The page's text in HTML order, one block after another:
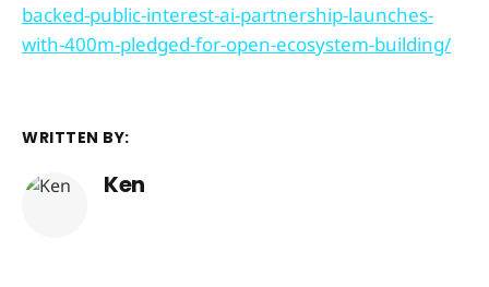
backed-public-interest-ai-partnership-launches-
with-400m-pledged-for-open-ecosystem-building/
WRITTEN BY:
Ken